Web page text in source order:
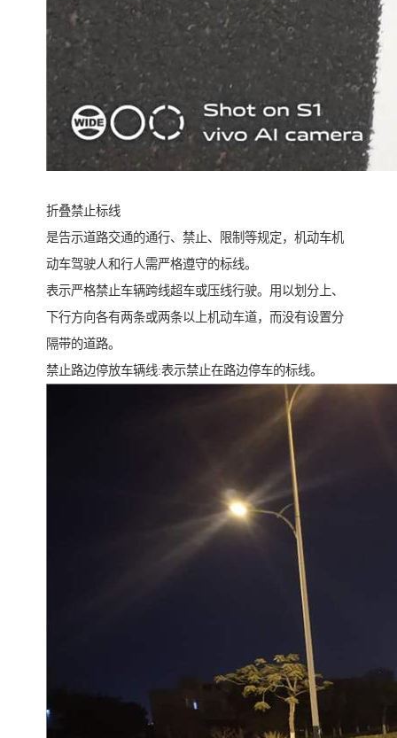
折叠禁止标线
是告示道路交通的通行、禁止、限制等规定，机动车机
动车驾驶人和行人需严格遵守的标线。
表示严格禁止车辆跨线超车或压线行驶。用以划分上、
下行方向各有两条或两条以上机动车道，而没有设置分
隔带的道路。
禁止路边停放车辆线:表示禁止在路边停车的标线。